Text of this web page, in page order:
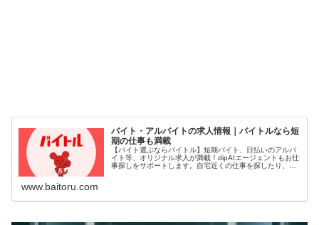
バイト・アルバイトの求人情報｜バイトルなら短
期の仕事も満載
【バイト選ぶならバイトル】短期バイト、日払いのアルバ
イト等、オリジナル求人が満載！dipAIエージェントもお仕
事探しをサポートします。自宅近くの仕事を探したり、応
www.baitoru.com